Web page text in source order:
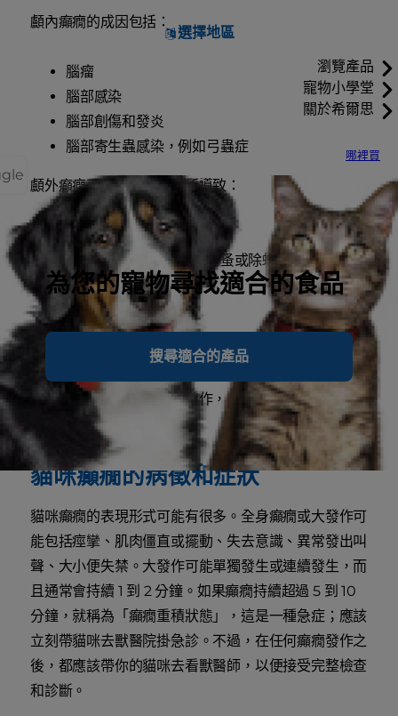
選擇地區
瀏覽產品
寵物小學堂
關於希爾思
哪裡買
為您的寵物尋找適合的食品
搜尋適合的產品
顱內癲癇的成因包括：
腦瘤
腦部感染
腦部創傷和發炎
腦部寄生蟲感染，例如弓蟲症
顱外癲癇可能是以下原因所導致：
肝臟或腎臟疾病
接觸到不適用於貓咪的除蚤或除蜱產品
誤食人類藥物
中暑
感染性疾病
你的貓咪可能因為癲癇而發作，這表示發作的原因是未
貓咪癲癇的病徵和症狀
貓咪癲癇的表現形式可能有很多。全身癲癇或大發作可
能包括痙攣、肌肉僵直或擺動、失去意識、異常發出叫
聲、大小便失禁。大發作可能單獨發生或連續發生，而
且通常會持續 1 到 2 分鐘。如果癲癇持續超過 5 到 10
分鐘，就稱為「癲癇重積狀態」，這是一種急症；應該
立刻帶貓咪去獸醫院掛急診。不過，在任何癲癇發作之
後，都應該帶你的貓咪去看獸醫師，以便接受完整檢查
和診斷。